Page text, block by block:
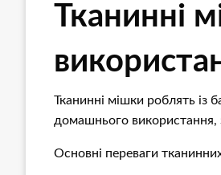
Тканинні
Тканинні мішки роблять із
домашнього використання,
Основні переваги